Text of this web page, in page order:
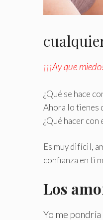
¡¡¡Ay que
¿Qué se hace
Ahora lo tienes
¿Qué hacer con
Es muy difícil,
confianza en ti
Los
Yo me pondría